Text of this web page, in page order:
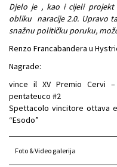
Djelo je , kao i cijeli projekt
obliku naracije 2.0. Upravo
snažnu političku poruku,
Renzo Francabandera u
Nagrade:
vince il XV Premio Cervi
pentateuco #2
Spettacolo vincitore ottava
“Esodo”
Foto & Video galerija